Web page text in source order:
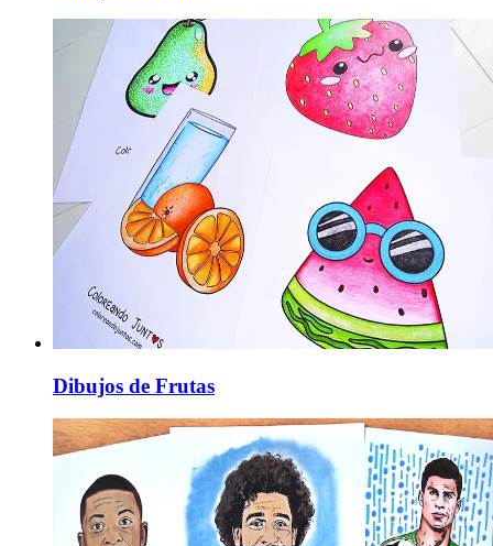
Dibujos de Frutas